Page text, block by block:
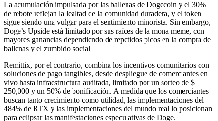
La acumulación impulsada por las ballenas de Dogecoin y el 30%
de rebote reflejan la lealtad de la comunidad duradera, y el token
sigue siendo una vulgar para el sentimiento minorista. Sin embargo,
Doge’s Upside está limitado por sus raíces de la mona meme, con
mayores ganancias dependiendo de repetidos picos en la compra de
ballenas y el zumbido social.
Remittix, por el contrario, combina los incentivos comunitarios con
soluciones de pago tangibles, desde despliegue de comerciantes en
vivo hasta infraestructura auditada, limitado por un sorteo de $
250,000 y un 50% de bonificación. A medida que los comerciantes
buscan tanto crecimiento como utilidad, las implementaciones del
484% de RTX y las implementaciones del mundo real lo posicionan
para eclipsar las manifestaciones especulativas de Doge.